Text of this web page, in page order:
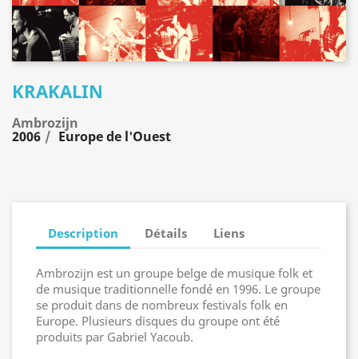
KRAKALIN
Ambrozijn
2006 Europe de l'Ouest
Description Détails Liens
Ambrozijn est un groupe belge de musique folk et
de musique traditionnelle fondé en 1996. Le groupe
se produit dans de nombreux festivals folk en
Europe. Plusieurs disques du groupe ont été
produits par Gabriel Yacoub.